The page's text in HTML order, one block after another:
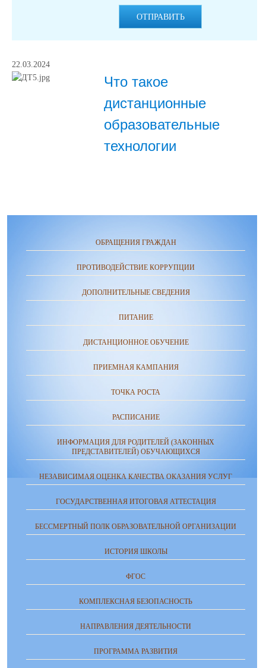
ОТПРАВИТЬ
22.03.2024
Что такое
дистанционные
образовательные
технологии
ОБРАЩЕНИЯ ГРАЖДАН
ПРОТИВОДЕЙСТВИЕ КОРРУПЦИИ
ДОПОЛНИТЕЛЬНЫЕ СВЕДЕНИЯ
ПИТАНИЕ
ДИСТАНЦИОННОЕ ОБУЧЕНИЕ
ПРИЕМНАЯ КАМПАНИЯ
ТОЧКА РОСТА
РАСПИСАНИЕ
ИНФОРМАЦИЯ ДЛЯ РОДИТЕЛЕЙ (ЗАКОННЫХ
ПРЕДСТАВИТЕЛЕЙ) ОБУЧАЮЩИХСЯ
НЕЗАВИСИМАЯ ОЦЕНКА КАЧЕСТВА ОКАЗАНИЯ УСЛУГ
ГОСУДАРСТВЕННАЯ ИТОГОВАЯ АТТЕСТАЦИЯ
БЕССМЕРТНЫЙ ПОЛК ОБРАЗОВАТЕЛЬНОЙ ОРГАНИЗАЦИИ
ИСТОРИЯ ШКОЛЫ
ФГОС
КОМПЛЕКСНАЯ БЕЗОПАСНОСТЬ
НАПРАВЛЕНИЯ ДЕЯТЕЛЬНОСТИ
ПРОГРАММА РАЗВИТИЯ